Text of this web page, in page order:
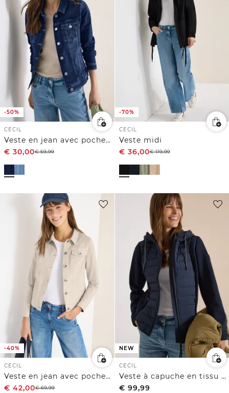
-50%
CECIL
Veste en jean avec poches poitrine et boutons
€ 30,00€59,99
-70%
CECIL
Veste midi
€ 36,00€119,99
-40%
CECIL
Veste en jean avec poches poitrine et boutons
€ 42,00€69,99
NEW
CECIL
Veste à capuche en tissu Scuba et matières mélangées
€ 99,99